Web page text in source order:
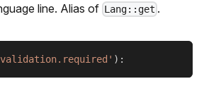
line. Alias of Lang::get .
) :